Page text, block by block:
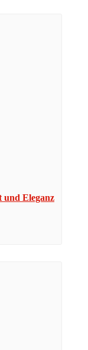
und Eleganz